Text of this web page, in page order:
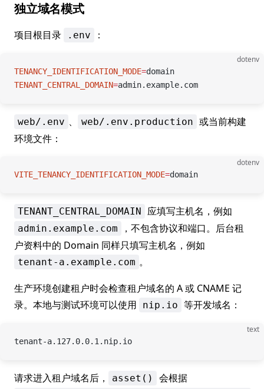
独立域名模式
项目根目录 .env ：
dotenv
TENANCY_IDENTIFICATION_MODE=domain
TENANT_CENTRAL_DOMAIN=admin.example.com
web/.env 、 web/.env.production 或当前构建
环境文件：
dotenv
VITE_TENANCY_IDENTIFICATION_MODE=domain
TENANT_CENTRAL_DOMAIN 应填写主机名，例如
admin.example.com
，不包含协议和端口。后台租
户资料中的 Domain 同样只填写主机名，例如
tenant-a.example.com 。
生产环境创建租户时会检查租户域名的 A 或 CNAME 记
录。本地与测试环境可以使用
nip.io 等开发域名：
text
tenant-a.127.0.0.1.nip.io
请求进入租户域名后， asset() 会根据